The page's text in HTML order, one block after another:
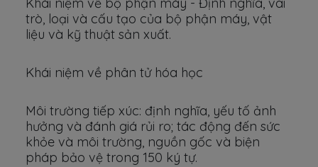
trò, loại và cấu tạo của bộ phận máy, vật
liệu và kỹ thuật sản xuất.
Khái niệm về phân tử hóa học
Môi trường tiếp xúc: định nghĩa, yếu tố ảnh
hưởng và đánh giá rủi ro; tác động đến sức
khỏe và môi trường, nguồn gốc và biện
pháp bảo vệ trong 150 ký tự.